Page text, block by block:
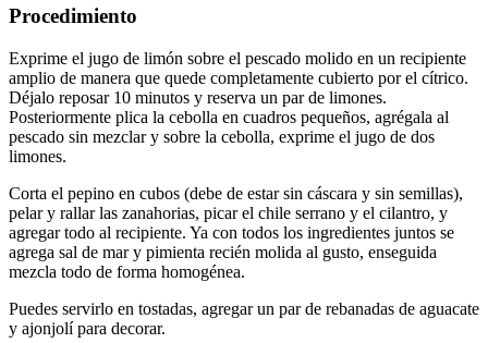
Procedimiento
Exprime el jugo de limón sobre el pescado molido en un recipiente
amplio de manera que quede completamente cubierto por el cítrico.
Déjalo reposar 10 minutos y reserva un par de limones.
Posteriormente plica la cebolla en cuadros pequeños, agrégala al
pescado sin mezclar y sobre la cebolla, exprime el jugo de dos
limones.
Corta el pepino en cubos (debe de estar sin cáscara y sin semillas),
pelar y rallar las zanahorias, picar el chile serrano y el cilantro, y
agregar todo al recipiente. Ya con todos los ingredientes juntos se
agrega sal de mar y pimienta recién molida al gusto, enseguida
mezcla todo de forma homogénea.
Puedes servirlo en tostadas, agregar un par de rebanadas de aguacate
y ajonjolí para decorar.